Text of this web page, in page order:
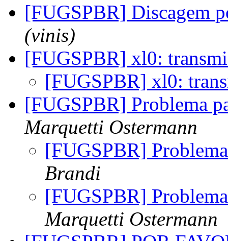
[FUGSPBR] Discagem
(vinis)
[FUGSPBR] xl0:
[FUGSPBR] xl0:
[FUGSPBR] Problema
Marquetti Ostermann
[FUGSPBR]
Brandi
[FUGSPBR]
Marquetti Ostermann